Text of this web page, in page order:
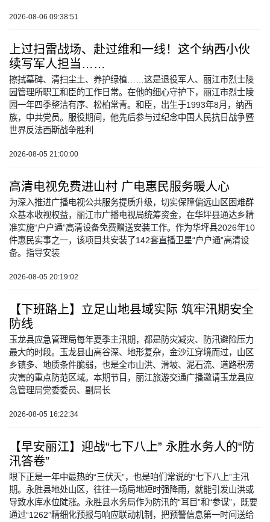
2026-08-06 09:38:51
上过扫雷战场、赴过维和一线！这个纳西小伙
续写军人担当……
擦拭墓碑、清扫尘土、养护绿植……这是退役军人、丽江市烈士陵
园管理所职工和臣的工作日常。在他的细心守护下，丽江市烈士陵
园一年四季整洁有序、松柏常青。和臣，出生于1993年8月，纳西
族，中共党员。服役期间，他先后参与过纪念中国人民抗日战争暨
世界反法西斯战争胜利
2026-08-05 21:00:00
高清电视免费进山村 广电惠民服务暖人心
为深入推进广播电视公共服务提质升级，切实保障偏远山区困难群
众基本收视权益，丽江市广播电视局统筹资金，在华坪县通达乡精
准实施“户户通”高清设备免费赠送安装工作。作为华坪县2026年10
件惠民实事之一，该项目共安装了142套直播卫星“户户通”高清设
备。指导安装
2026-08-05 20:19:02
【下班路上】立足山地县域实际 筑牢汛期安全
防线
玉龙县应急管理局每年夏季主汛期，都是防灾减灾、防汛避险压力
最大的时段。玉龙县山高谷深、地形复杂，金沙江穿境而过，山区
乡镇多、地质条件脆弱，也是全市山洪、滑坡、泥石流、道路积涝
灾害的重点防范区域。本期节目，丽江旅游交通广播邀请玉龙县应
急管理局党委委员、副局长
2026-08-05 16:22:34
【早安丽江】迎战“七下八上” 永胜水务人的“防
汛答卷”
眼下正是一年中最热的“三伏天”，也是咱们常说的“七下八上”主汛
期。永胜县地处山区，往往一场局地短时强降雨，就能引发山洪或
导致水库水位陡涨。永胜县水务局作为防汛的“耳目”和“参谋”，既要
通过“1262”精细化预报与响应联动机制，把预警信息第一时间送给